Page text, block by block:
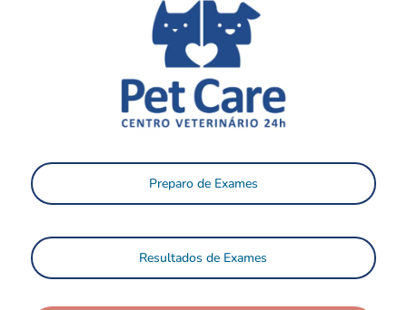
Preparo de Exames
Resultados de Exames